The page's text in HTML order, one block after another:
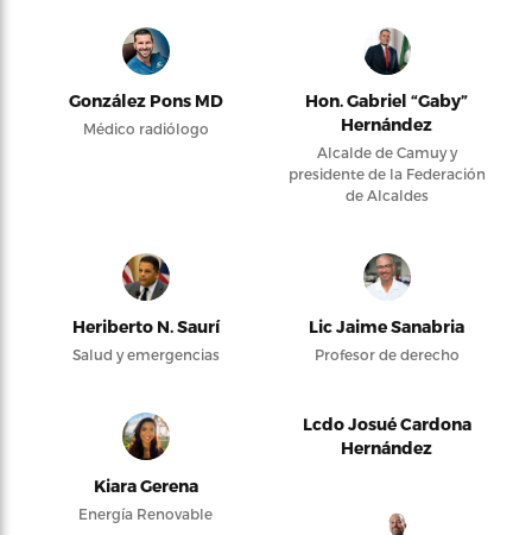
González Pons MD
Médico radiólogo
Hon. Gabriel “Gaby”
Hernández
Alcalde de Camuy y
presidente de la Federación
de Alcaldes
Heriberto N. Saurí
Salud y emergencias
Lic Jaime Sanabria
Profesor de derecho
Kiara Gerena
Energía Renovable
Lcdo Josué Cardona
Hernández